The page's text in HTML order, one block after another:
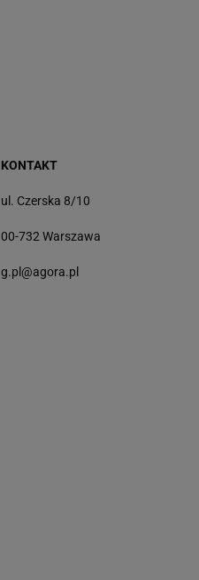
KONTAKT
ul. Czerska 8/10
00-732 Warszawa
g.pl@agora.pl